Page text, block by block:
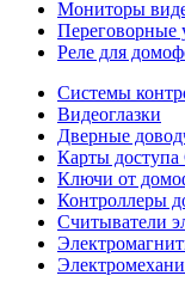
Мониторы
Переговорные
Реле для
Системы
Видеоглазки
Дверные
Карты
Ключи от
Контроллеры
Считыватели